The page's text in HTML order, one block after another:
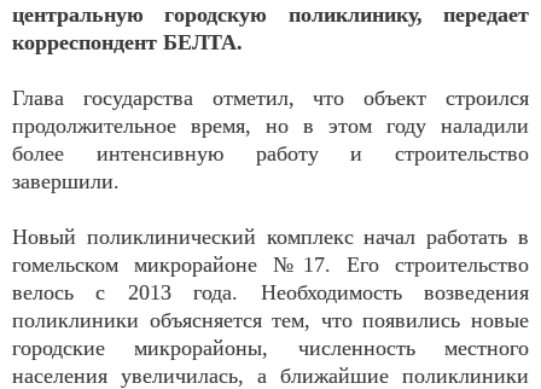
центральную городскую поликлинику, передает
корреспондент БЕЛТА.
Глава государства отметил, что объект строился
продолжительное время, но в этом году наладили
более интенсивную работу и строительство
завершили.
Новый поликлинический комплекс начал работать в
гомельском микрорайоне №17. Его строительство
велось с 2013 года. Необходимость возведения
поликлиники объясняется тем, что появились новые
городские микрорайоны, численность местного
населения увеличилась, а ближайшие поликлиники